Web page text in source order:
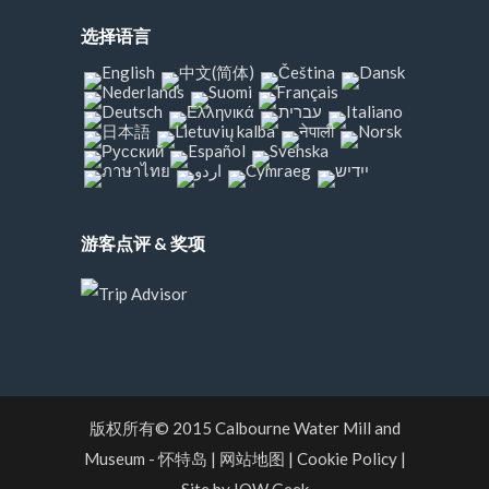
选择语言
游客点评 & 奖项
版权所有© 2015 Calbourne Water Mill and
Museum - 怀特岛 | 网站地图 | Cookie Policy|